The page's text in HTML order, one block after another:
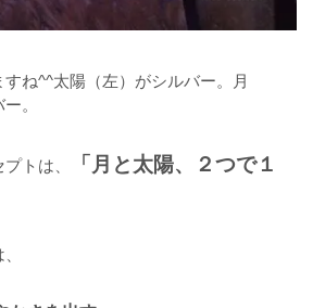
ね^^太陽（左）がシルバー。月
。
トは、
「月と太陽、２つで１